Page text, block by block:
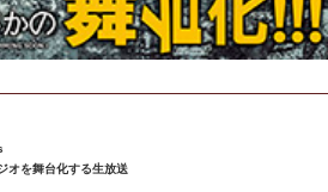
オを舞台化する生放送